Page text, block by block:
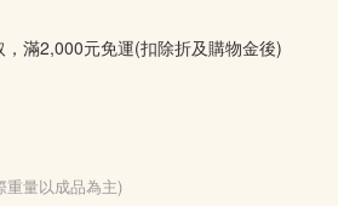
滿2,000元免運(扣除折及購物金後)
重量以成品為主)